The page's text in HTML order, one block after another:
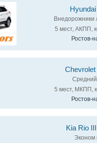
Внедорожники
5 мест, АКПП,
Ростов-
Средний
5 мест, МКПП,
Ростов-
Kia Rio
Эконом